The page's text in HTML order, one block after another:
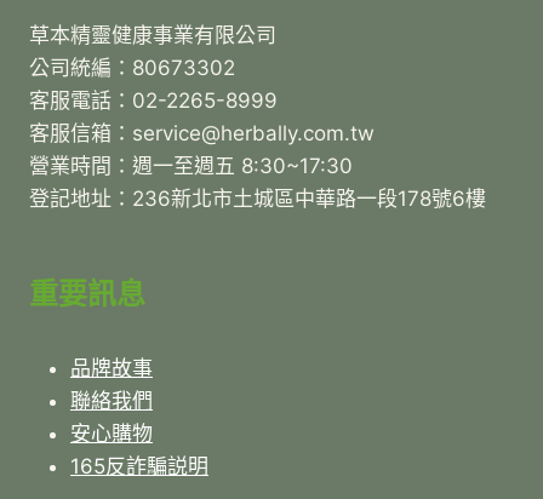
草本精靈健康事業有限公司
公司統編：80673302
客服電話：02-2265-8999
客服信箱：service@herbally.com.tw
營業時間：週一至週五 8:30~17:30
登記地址：236新北市土城區中華路一段178號6樓
重要訊息
品牌故事
聯絡我們
安心購物
165反詐騙説明